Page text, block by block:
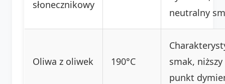
słonecznikowy
neutralny
Oliwa z oliwek 190°C
smak, niższy
punkt